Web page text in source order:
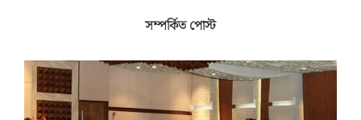
সম্পর্কিত পোস্ট